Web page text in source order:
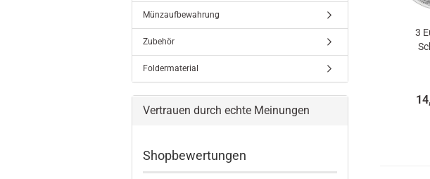
3
Münzaufbewahrung
Zubehör
Foldermaterial
Vertrauen durch echte Meinungen
Shopbewertungen